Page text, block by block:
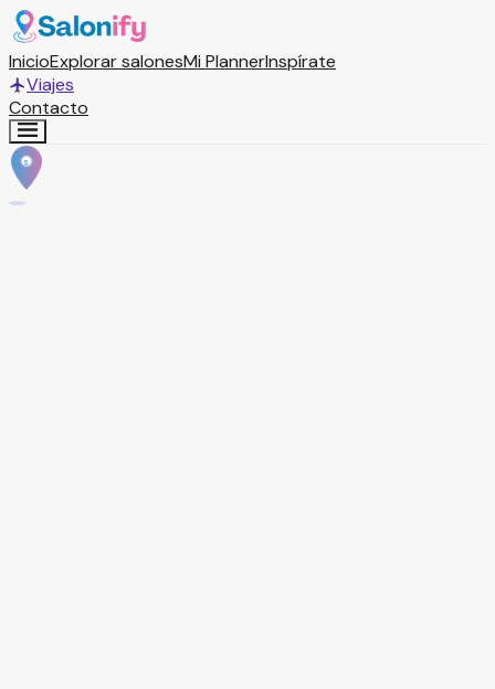
InicioExplorar salonesMi PlannerInspírate
Viajes
Contacto
S